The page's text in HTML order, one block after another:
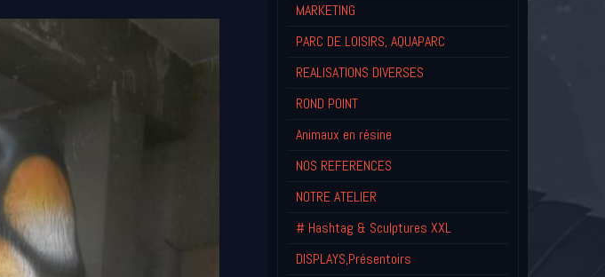
MARKETING
PARC DE LOISIRS, AQUAPARC
REALISATIONS DIVERSES
ROND POINT
Animaux en résine
NOS REFERENCES
NOTRE ATELIER
# Hashtag & Sculptures XXL
DISPLAYS,Présentoirs